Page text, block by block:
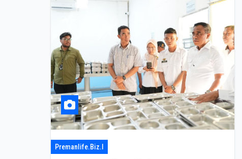
Premanlife.biz.i